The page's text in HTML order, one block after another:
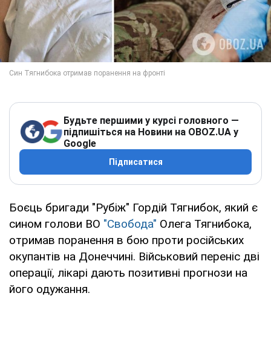
Будьте першими у курсі головного —
підпишіться на Новини на OBOZ.UA у
Google
Підписатися
Боєць бригади "Рубіж" Гордій Тягнибок, який є
сином голови ВО "Свобода" Олега Тягнибока,
отримав поранення в бою проти російських
окупантів на Донеччині. Військовий переніс дві
операції, лікарі дають позитивні прогнози на
його одужання.